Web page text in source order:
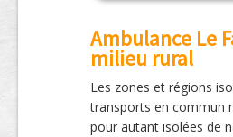
Ambulance Le
milieu rural
Les zones et régions
transports en commun
pour autant isolées de